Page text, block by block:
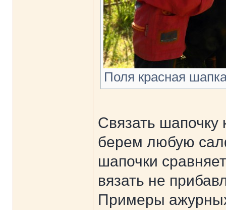
Поля красная
Связать шапочку
берем любую
шапочки
вязать не
Примеры